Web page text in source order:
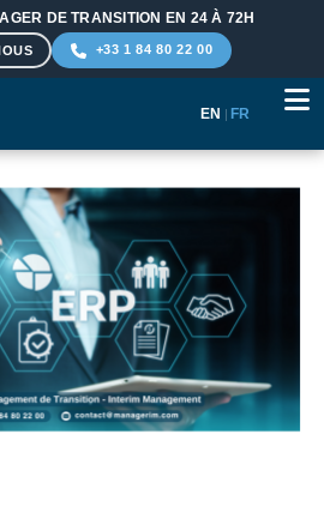
DE TRANSITION EN 24 À 72H
+33 1 84 80 22 00
EN | FR